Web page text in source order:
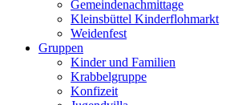
Gemeindenachmittage
Kleinsbüttel Kinder­flohmarkt
Weidenfest
Gruppen
Kinder und Familien
Krabbelgruppe
Konfizeit